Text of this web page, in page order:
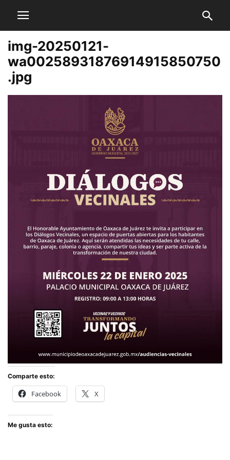
img-20250121-
wa00258931876914915850750
.jpg
Comparte esto:
Facebook X
Me gusta esto: